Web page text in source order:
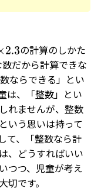
2.3 の計算のしかた
だから計算できな
ならできる」とい
は、「整数」とい
れませんが、整数
いう思いは持って
て、「整数なら計
、どうすればいい
つつ、児童が考え
です。